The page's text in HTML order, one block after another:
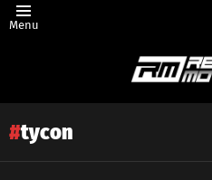
Menu
tycon